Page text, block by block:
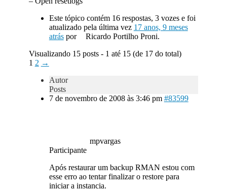
Este tópico contém 16 respostas, 3 vozes e foi
atualizado pela última vez 17 anos, 9 meses
atráspor
Ricardo Portilho Proni.
Visualizando 15 posts - 1 até 15 (de 17 do total)
1 2 →
Autor
Posts
7 de novembro de 2008 às 3:46 pm #83599
mpvargas
Participante
Após restaurar um backup RMAN estou com
esse erro ao tentar finalizar o restore para
iniciar a instancia.